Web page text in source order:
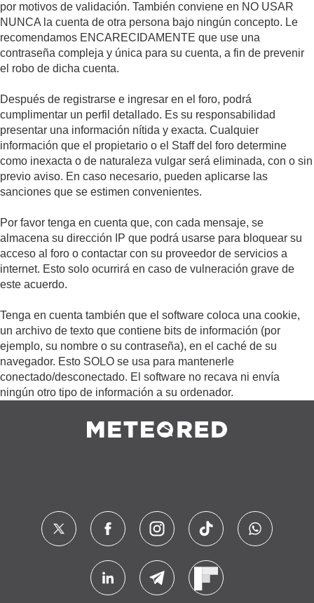
por motivos de validación. También conviene en NO USAR
NUNCA la cuenta de otra persona bajo ningún concepto. Le
recomendamos ENCARECIDAMENTE que use una
contraseña compleja y única para su cuenta, a fin de prevenir
el robo de dicha cuenta.
Después de registrarse e ingresar en el foro, podrá
cumplimentar un perfil detallado. Es su responsabilidad
presentar una información nítida y exacta. Cualquier
información que el propietario o el Staff del foro determine
como inexacta o de naturaleza vulgar será eliminada, con o sin
previo aviso. En caso necesario, pueden aplicarse las
sanciones que se estimen convenientes.
Por favor tenga en cuenta que, con cada mensaje, se
almacena su dirección IP que podrá usarse para bloquear su
acceso al foro o contactar con su proveedor de servicios a
internet. Esto solo ocurrirá en caso de vulneración grave de
este acuerdo.
Tenga en cuenta también que el software coloca una cookie,
un archivo de texto que contiene bits de información (por
ejemplo, su nombre o su contraseña), en el caché de su
navegador. Esto SOLO se usa para mantenerle
conectado/desconectado. El software no recava ni envía
ningún otro tipo de información a su ordenador.